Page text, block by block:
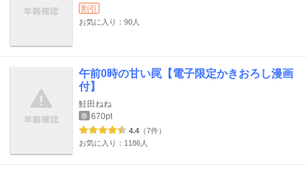
割引
お気に入り：90人
午前0時の甘い罠【電子限定かきおろし漫画
付】
鮭田ねね
巻 670pt
4.4 （7件）
お気に入り：1186人